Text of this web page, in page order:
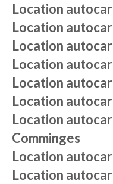
Location autocar
Location autocar
Location autocar
Location autocar
Location autocar
Location autocar
Location autocar
Comminges
Location autocar
Location autocar